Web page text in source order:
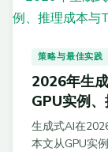
策略与最佳实践
2026年生
GPU实例
生成式AI在
本文从GPU实